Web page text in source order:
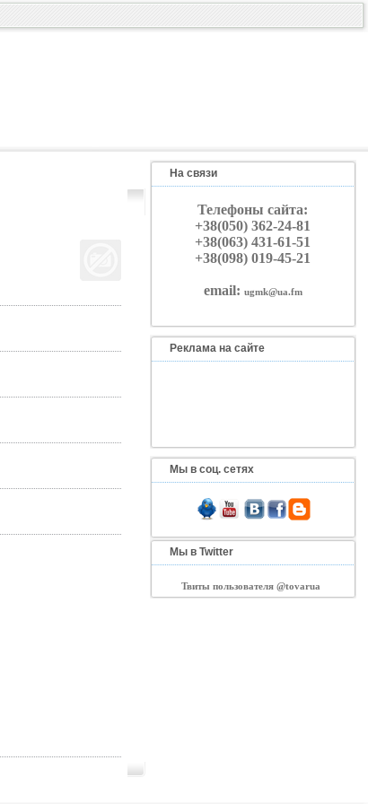
На связи
Телефоны сайта:
+38(050) 362-24-81
+38(063) 431-61-51
+38(098) 019-45-21
email: ugmk@ua.fm
Реклама на сайте
Мы в соц. сетях
Мы в Twitter
Твиты пользователя @tovarua